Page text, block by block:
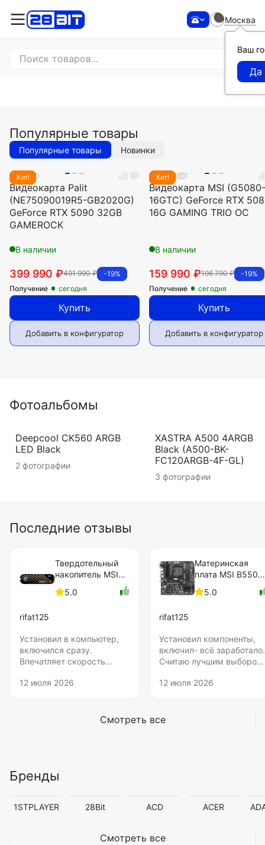
Москва
Ваш
Популярные товары
Популярные товары Новинки
Хит!
0.0 0
Видеокарта Palit
(NE75090019R5-GB2020G)
GeForce RTX 5090 32GB
GAMEROCK
В наличии
-19%
491 990₽
399 990 ₽
Получение сегодня
Купить
Добавить в конфигуратор
Хит!
5.0 1 1
Видеокарта MSI (G5080-
16GTC) GeForce RTX
16G GAMING TRIO OC
В наличии
-19%
196 790₽
159 990 ₽
Получение сегодня
Купить
Добавить в конфигуратор
Фотоальбомы
Deepcool CK560 ARGB
LED Black
2 фотографии
XASTRA A500 4ARGB
Black (A500-BK-
FC120ARGB-4F-GL)
3 фотографии
Последние отзывы
Твердотельный
накопитель MSI
1000 Gb SPATIUM
M450 (S78-
5.0
rifat125
Установил в компьютер,
включился сразу.
Впечатляет скорость
планировал диск объёмом
не жалею о покупке. Цена
радиатор? Я удалять не
стал.
12 июля 2026
Материнская
плата MSI B550M
PRO-VDH
5.0
rifat125
Установил компоненты,
включил- всё заработало.
Считаю лучшим выбором
думаю излишни, лучше
12 июля 2026
Смотреть все
Бренды
1STPLAYER 28Bit ACD ACER
Смотреть все